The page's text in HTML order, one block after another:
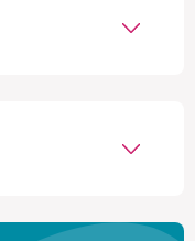
de route
3,3 kmavec
14